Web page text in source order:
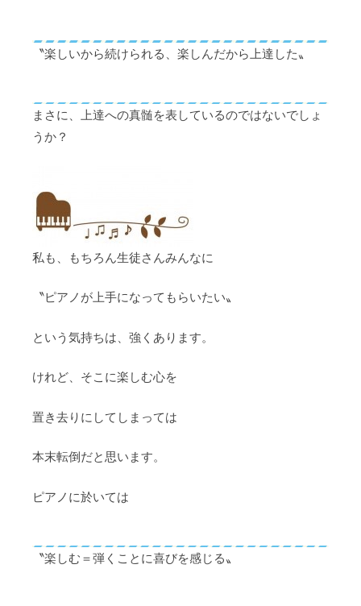
〝楽しいから続けられる、楽しんだから上達した〟
まさに、上達への真髄を表しているのではないでしょ
うか？
私も、もちろん生徒さんみんなに
〝ピアノが上手になってもらいたい〟
という気持ちは、強くあります。
けれど、そこに楽しむ心を
置き去りにしてしまっては
本末転倒だと思います。
ピアノに於いては
〝楽しむ＝弾くことに喜びを感じる〟